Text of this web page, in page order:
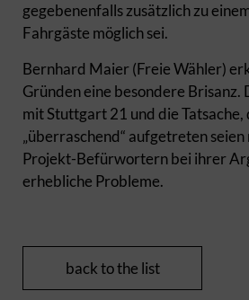
gegebenenfalls zusätzlich zu
Fahrgäste möglich sei.
Bernhard Maier (Freie Wähler)
Gründen eine besondere Brisanz.
mit Stuttgart 21 und die Tatsache,
„überraschend“ aufgetreten
Projekt-Befürwortern bei ihrer
erhebliche Probleme.
back to the list